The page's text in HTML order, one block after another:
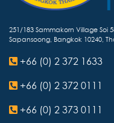
251/183 Sammakorn Village Soi
Sapansoong, Bangkok 10240,
+66 (0) 2 372 1633
+66 (0) 2 372 0111
+66 (0) 2 373 0111